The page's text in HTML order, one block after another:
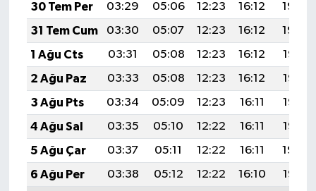
30 Tem Per
03:29 05:06 12:23 16:12
19:30
31 Tem Cum
03:30 05:07 12:23 16:12
19:29
1 Ağu Cts
03:31 05:08 12:23 16:12
19:28
2 Ağu Paz
03:33 05:08 12:23 16:12
19:27
3 Ağu Pts
03:34 05:09 12:23 16:11
19:26
4 Ağu Sal
03:35 05:10 12:22 16:11
19:25
5 Ağu Çar
03:37 05:11 12:22 16:11
19:24
6 Ağu Per
03:38 05:12 12:22 16:10
19:23